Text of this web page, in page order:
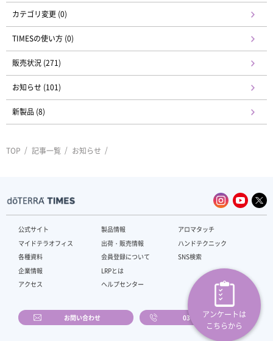
カテゴリ変更 (0)
TIMESの使い方 (0)
販売状況 (271)
お知らせ (101)
新製品 (8)
TOP 記事一覧 お知らせ
公式サイト
マイドテラオフィス
各種資料
企業情報
アクセス
製品情報
出荷・販売情報
会員登録について
LRPとは
ヘルプセンター
アロマタッチ
ハンドテクニック
SNS検索
お問い合わせ 03-4589-2610アンケートは
こちらから